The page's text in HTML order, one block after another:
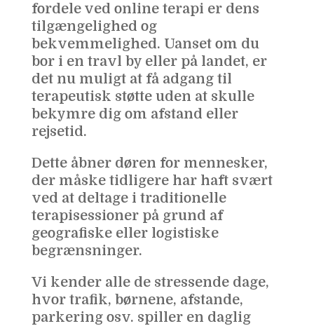
fordele ved online terapi er dens
tilgængelighed og
bekvemmelighed. Uanset om du
bor i en travl by eller på landet, er
det nu muligt at få adgang til
terapeutisk støtte uden at skulle
bekymre dig om afstand eller
rejsetid.
Dette åbner døren for mennesker,
der måske tidligere har haft svært
ved at deltage i traditionelle
terapisessioner på grund af
geografiske eller logistiske
begrænsninger.
Vi kender alle de stressende dage,
hvor trafik, børnene, afstande,
parkering osv. spiller en daglig